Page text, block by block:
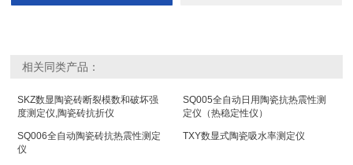
相关同类产品：
SKZ数显陶瓷砖断裂模数和破坏强
度测定仪,陶瓷砖抗折仪
SQ005全自动日用陶瓷抗热震性测
定仪（热稳定性仪）
SQ006全自动陶瓷砖抗热震性测定
仪
TXY数显式陶瓷吸水率测定仪